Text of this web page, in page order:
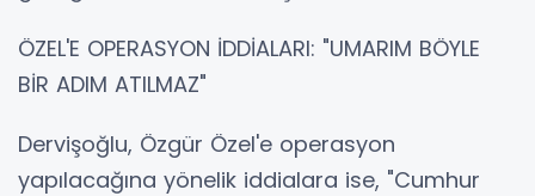
ÖZEL'E OPERASYON İDDİALARI: "UMARIM BÖYLE
BİR ADIM ATILMAZ"
Dervişoğlu, Özgür Özel'e operasyon
yapılacağına yönelik iddialara ise, "Cumhur